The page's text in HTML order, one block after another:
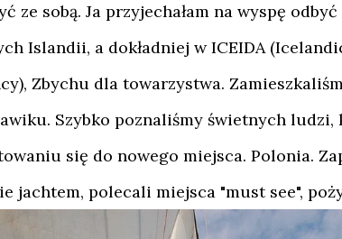
ze sobą. Ja przyjechałam na wyspę
Islandii, a dokładniej w ICEIDA
Zbychu dla towarzystwa.
Szybko poznaliśmy świetnych ludzi,
się do nowego miejsca. Polonia.
jachtem, polecali miejsca "must see",